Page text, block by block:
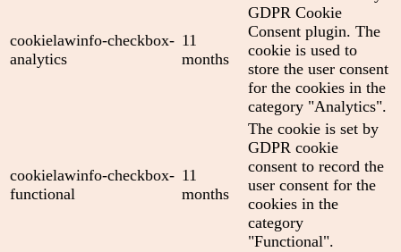
cookielawinfo-checkbox-
analytics
11
months
GDPR Cookie
Consent plugin. The
cookie is used to
store the user consent
for the cookies in the
category "Analytics".
cookielawinfo-checkbox-
functional
11
months
The cookie is set by
GDPR cookie
consent to record the
user consent for the
cookies in the
category
"Functional".